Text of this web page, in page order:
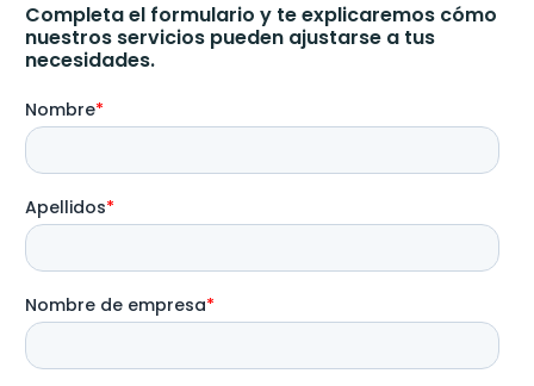
Completa el formulario y te explicaremos cómo
nuestros servicios pueden ajustarse a tus
necesidades.